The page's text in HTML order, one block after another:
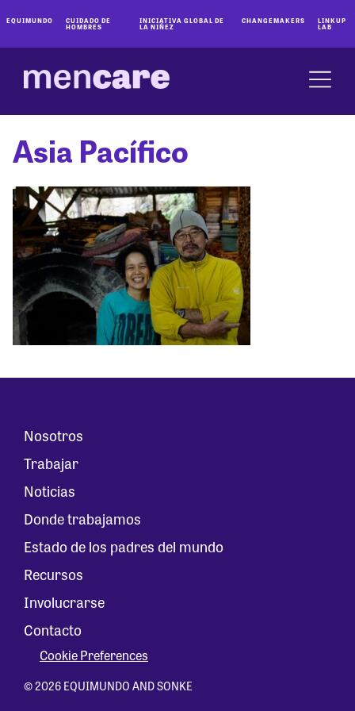
EQUIMUNDO CUIDADO DE
HOMBRES
INICIATIVA GLOBAL DE
LA NIÑEZ
CHANGEMAKERS LINKUP
LAB
Asia Pacífico
Nosotros
Trabajar
Noticias
Donde trabajamos
Estado de los padres del mundo
Recursos
Involucrarse
Contacto
Cookie Preferences
© 2026 EQUIMUNDO AND SONKE